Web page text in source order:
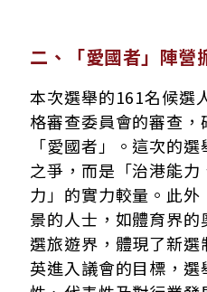
二、「愛國者」陣營
本次選舉的161名候選
格審查委員會的審查
「愛國者」。這次的
之爭，而是「治港能
力」的實力較量。此
景的人士，如體育界
選旅遊界，體現了新
英進入議會的目標，